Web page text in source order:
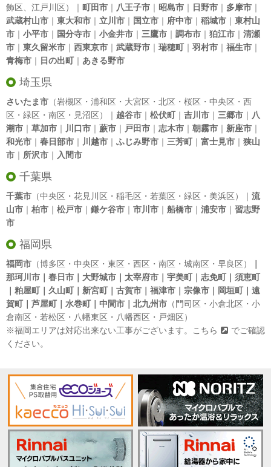
飾区
江戸川区）｜ 町田市 ｜ 八王子市 ｜ 昭島市 ｜ 日野市 ｜ 多摩市 ｜
武蔵村山市 ｜ 東大和市 ｜ 立川市 ｜ 国立市 ｜ 府中市 ｜ 稲城市 ｜ 東村山
市 ｜ 小平市 ｜ 国分寺市 ｜ 小金井市 ｜ 三鷹市 ｜ 調布市 ｜ 狛江市 ｜ 清瀬
市 ｜ 東久留米市 ｜ 西東京市 ｜ 武蔵野市 ｜ 瑞穂町｜ 羽村市 ｜ 福生市 ｜
青梅市 ｜ 日の出町｜ あきる野市
埼玉県
さいたま市 （岩槻区・浦和区・大宮区・北区・桜区・中央区・西
区・緑区・南区・見沼区）｜ 越谷市 ｜ 松伏町｜ 吉川市 ｜ 三郷市 ｜ 八
潮市 ｜ 草加市 ｜ 川口市 ｜ 蕨市 ｜ 戸田市 ｜ 志木市 ｜ 朝霧市 ｜ 新座市 ｜
和光市 ｜ 春日部市 ｜ 川越市 ｜ ふじみ野市 ｜ 三芳町｜ 富士見市 ｜ 狭山
市 ｜ 所沢市 ｜ 入間市
千葉県
千葉市 （中央区・花見川区・稲毛区・若葉区・緑区・美浜区）｜ 流
山市 ｜ 柏市 ｜ 松戸市 ｜ 鎌ケ谷市 ｜ 市川市 ｜ 船橋市 ｜ 浦安市 ｜ 習志野
市
福岡県
福岡市 （博多区・中央区・東区・西区・南区・城南区・早良区）
那珂川市｜春日市｜大野城市｜太宰府市｜宇美町｜志免町｜須恵町
｜粕屋町｜久山町｜新宮町｜古賀市｜福津市｜宗像市｜岡垣町｜遠
賀町｜芦屋町｜水巻町｜中間市｜北九州市 （門司区・小倉北区・小
倉南区・若松区・八幡東区・八幡西区・戸畑区）
※福岡エリアは対応出来ない工事がございます。
こちら
でご確認
ください。